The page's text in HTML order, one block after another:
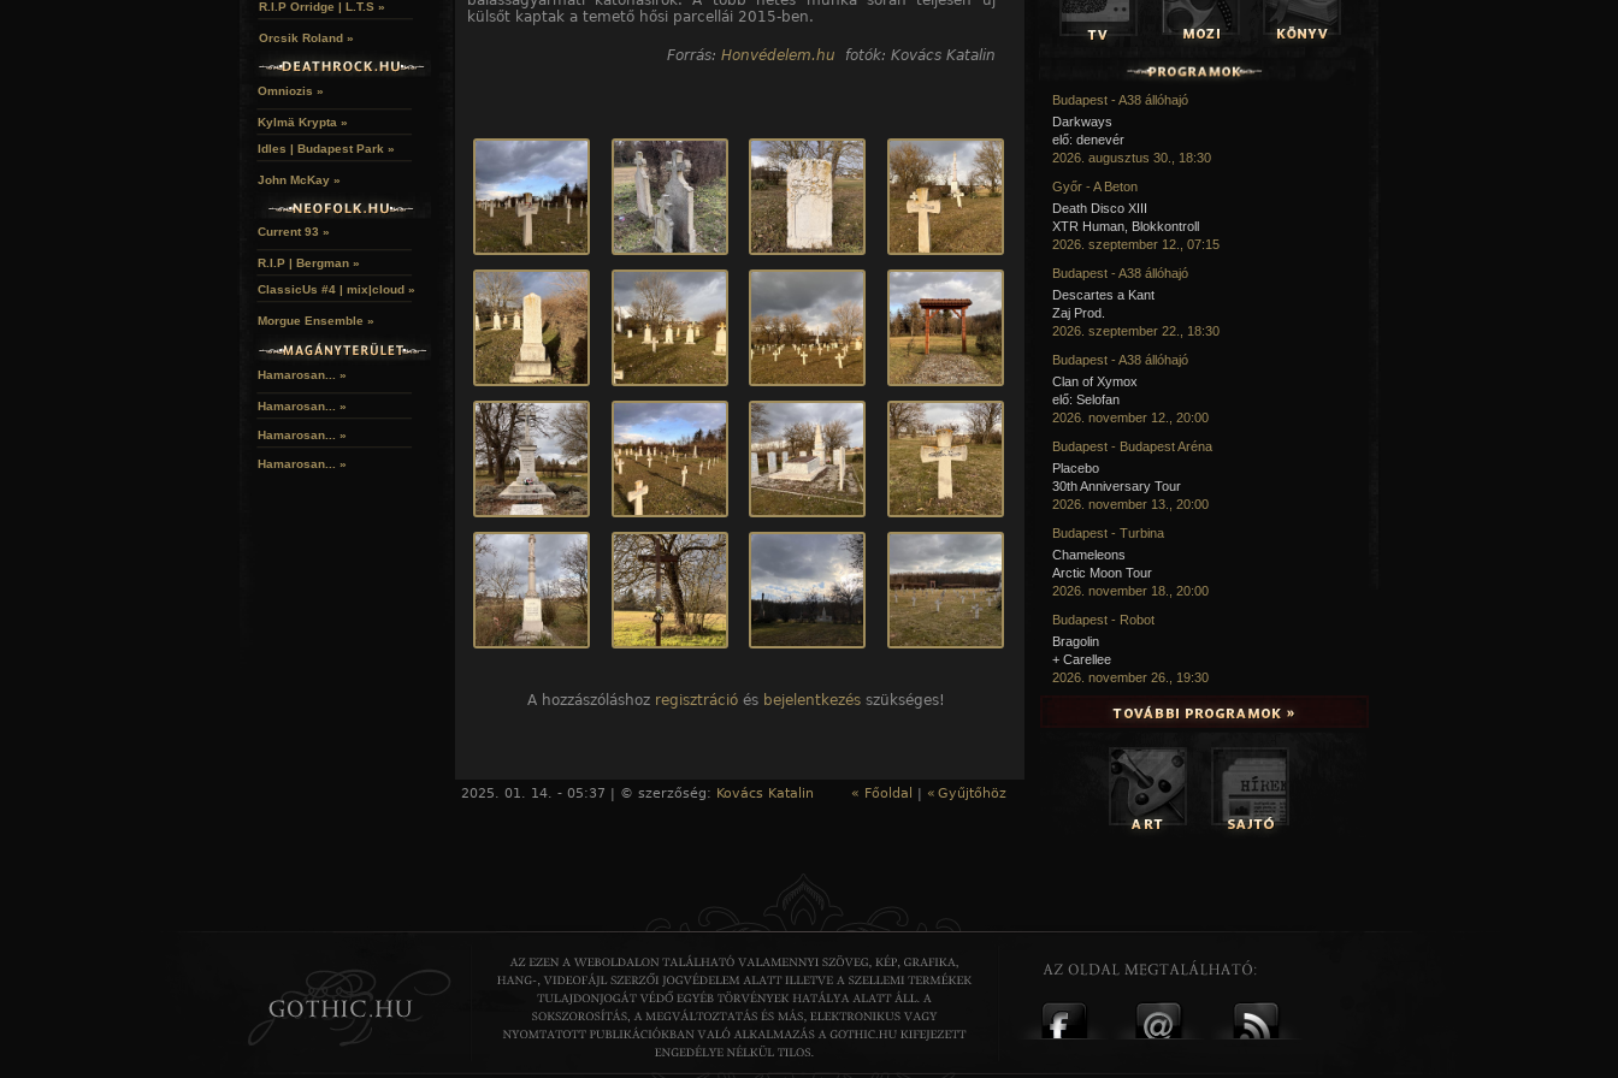
külsőt kaptak a temető hősi parcellái 2015-ben.
Forrás: Honvédelem.hu fotók: Kovács Katalin
A hozzászóláshoz regisztrációés bejelentkezésszükséges!
2025. 01. 14. - 05:37 | © szerzőség: Kovács Katalin « Főoldal | « Gyűjtőhöz
R.I.P Orridge | L.T.S »
Orcsik Roland »
Omniozis »
Kylmä Krypta »
Idles | Budapest Park »
John McKay »
Current 93 »
R.I.P | Bergman »
ClassicUs #4 | mix|cloud »
Morgue Ensemble »
Hamarosan... »
Hamarosan... »
Hamarosan... »
Hamarosan... »
Budapest - A38 állóhajó
Darkways
elő: denevér
2026. augusztus 30., 18:30
Győr - A Beton
Death Disco XIII
XTR Human, Blokkontroll
2026. szeptember 12., 07:15
Budapest - A38 állóhajó
Descartes a Kant
Zaj Prod.
2026. szeptember 22., 18:30
Budapest - A38 állóhajó
Clan of Xymox
elő: Selofan
2026. november 12., 20:00
Budapest - Budapest Aréna
Placebo
30th Anniversary Tour
2026. november 13., 20:00
Budapest - Turbina
Chameleons
Arctic Moon Tour
2026. november 18., 20:00
Budapest - Robot
Bragolin
+ Carellee
2026. november 26., 19:30